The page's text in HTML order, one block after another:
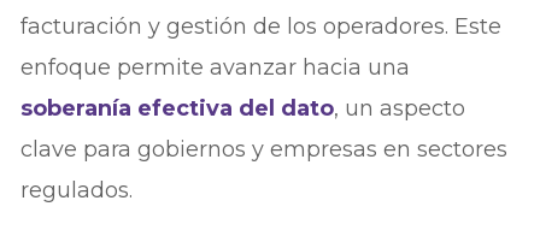
facturación y gestión de los operadores. Este
enfoque permite avanzar hacia una
soberanía efectiva del dato, un aspecto
clave para gobiernos y empresas en sectores
regulados.